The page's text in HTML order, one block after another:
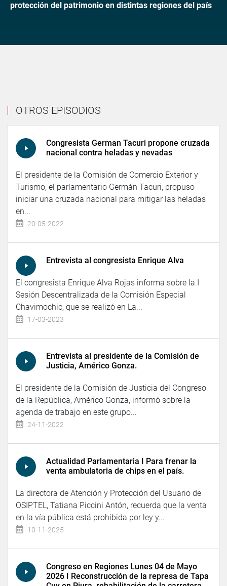
protección del patrimonio en distintas regiones del país
OTROS EPISODIOS
Congresista German Tacuri propone cruzada
nacional contra heladas y nevadas
El presidente de la Comisión de Comercio Exterior y
Turismo, el parlamentario Germán Tacuri, propuso
iniciar una cruzada nacional para mitigar las heladas
en...
20-05-2022
Entrevista al congresista Enrique Alva
El congresista Enrique Alva Rojas informa sobre la I
Sesión Descentralizada de la Comisión Especial
Chavimochic, que se realizó en La...
17-03-2023
Entrevista al presidente de la Comisión de
Justicia, Américo Gonza.
El presidente de la Comisión de Justicia del Congreso
de la República, Américo Gonza, informó sobre la
agenda de trabajo en este grupo...
24-11-2022
Actualidad Parlamentaria I Para frenar la
venta ambulatoria de chips en el país.
La directora de Atención y Protección del Usuario de
OSIPTEL, Tatiana Piccini Antón, recuerda que la venta
en la vía pública está prohibida por ley y...
10-11-2025
Congreso en Regiones Lunes 04 de Mayo
2026 I Reconstrucción de la represa de Tapa